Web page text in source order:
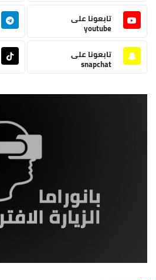
تابعونا على
youtube
تابعونا على
snapchat